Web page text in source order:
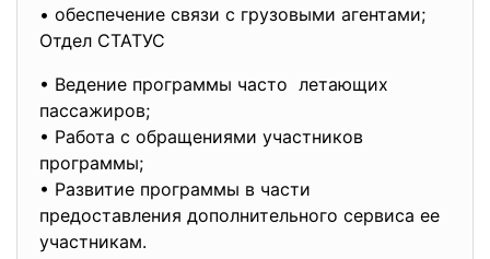
• обеспечение связи с грузовыми агентами;
Отдел СТАТУС
• Ведение программы часто летающих
пассажиров;
• Работа с обращениями участников
программы;
• Развитие программы в части
предоставления дополнительного сервиса ее
участникам.